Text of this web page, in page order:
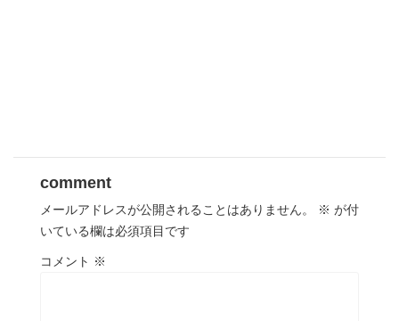
comment
メールアドレスが公開されることはありません。 ※ が付
いている欄は必須項目です
コメント ※